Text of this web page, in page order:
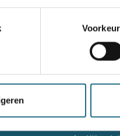
een nieuw account aan
je weg niet goed in het